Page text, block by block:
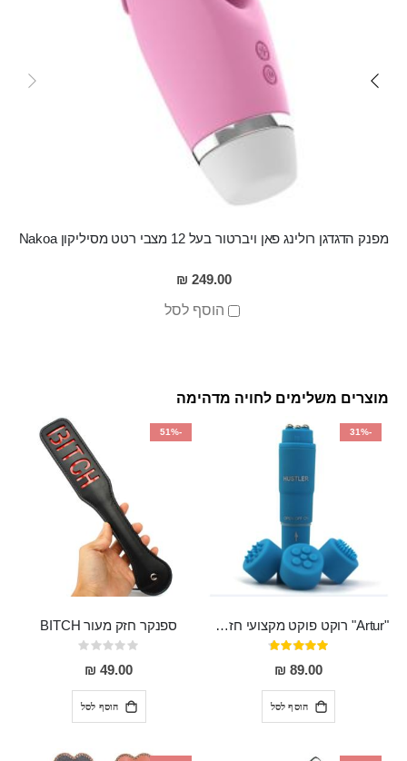
מפנק הדגדגן רולינג פאן ויברטור בעל 12 מצבי רטט מסיליקון Nakoa
249.00 ₪
הוסף לסל
מוצרים משלימים לחויה מדהימה
-31%
"Artur" רוקט פוקט מקצועי חזק במיוחד
דירוג:
95%
89.00 ₪
הוסף לסל
-51%
ספנקר חזק מעור BITCH
Rating:
0%
49.00 ₪
הוסף לסל